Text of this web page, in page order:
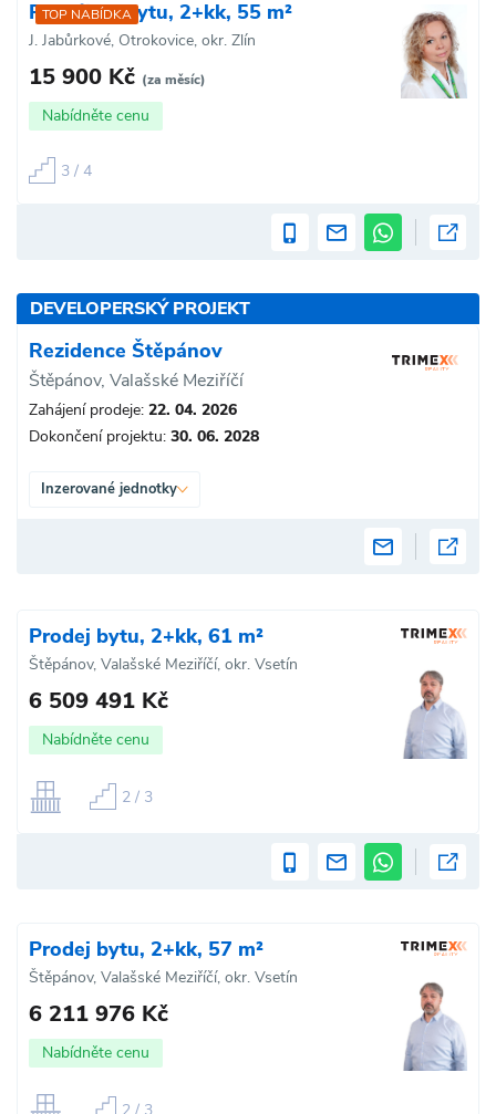
TOP NABÍDKA
Pronájem bytu, 2+kk, 55 m²
J. Jabůrkové, Otrokovice, okr. Zlín
15 900 Kč (za měsíc)
Nabídněte cenu
3 / 4
DEVELOPERSKÝ PROJEKT
Rezidence Štěpánov
Štěpánov, Valašské Meziříčí
Zahájení prodeje: 22. 04. 2026
Dokončení projektu: 30. 06. 2028
Inzerované jednotky
Prodej bytu, 2+kk, 61 m²
Štěpánov, Valašské Meziříčí, okr. Vsetín
6 509 491 Kč
Nabídněte cenu
2 / 3
Prodej bytu, 2+kk, 57 m²
Štěpánov, Valašské Meziříčí, okr. Vsetín
6 211 976 Kč
Nabídněte cenu